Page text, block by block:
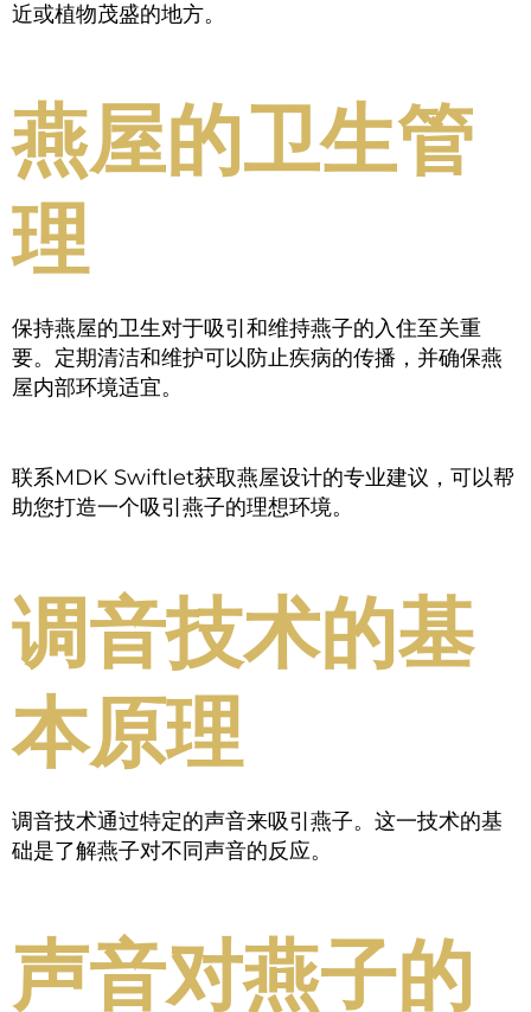
近或植物茂盛的地方。
燕屋的卫生管
理
保持燕屋的卫生对于吸引和维持燕子的入住至关重
要。定期清洁和维护可以防止疾病的传播，并确保燕
屋内部环境适宜。
联系MDK Swiftlet获取燕屋设计的专业建议，可以帮
助您打造一个吸引燕子的理想环境。
调音技术的基
本原理
调音技术通过特定的声音来吸引燕子。这一技术的基
础是了解燕子对不同声音的反应。
声音对燕子的